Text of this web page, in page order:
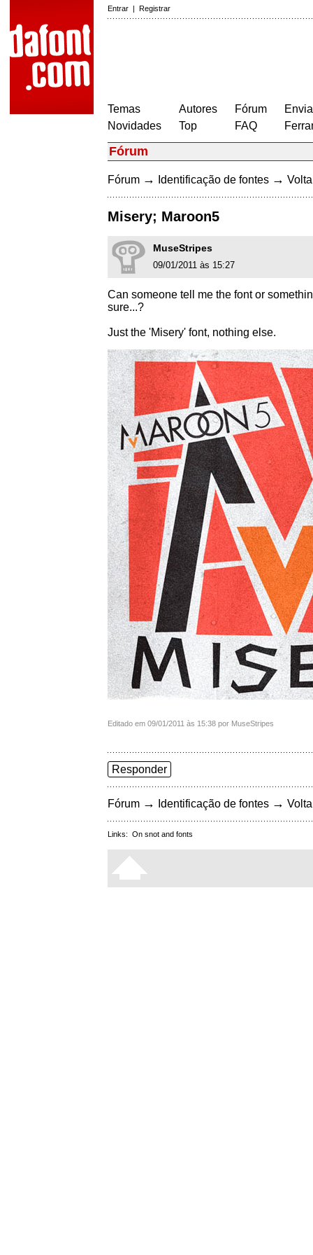
Entrar | Registrar
Temas
Novidades
Autores
Top
Fórum
FAQ
Fórum
Fórum → Identificação de fontes →
Misery; Maroon5
MuseStripes
09/01/2011 às 15:27
Can someone tell me the font or
sure...?
Just the 'Misery' font, nothing else.
Editado em 09/01/2011 às 15:38 por MuseStripes
Responder
Fórum → Identificação de fontes →
Links: On snot and fonts